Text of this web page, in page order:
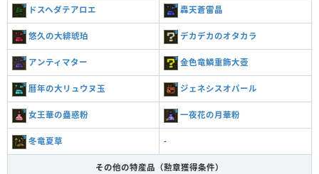
ドスヘダテアロエ 轟天蒼雷晶
悠久の大緋琥珀 デカデカのオタカラ
アンティマター 金色竜鱗重飾大壺
暦年の大リュウヌ玉 ジェネシスオパール
女王華の蠱惑粉 一夜花の月華粉
冬竜夏草 -
その他の特産品（勲章獲得条件）